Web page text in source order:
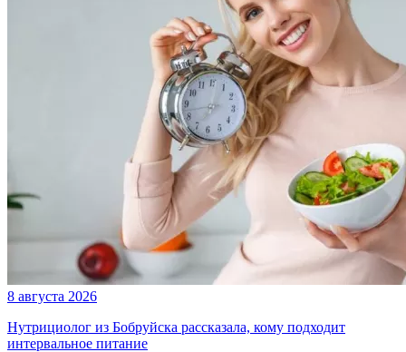
8 августа 2026
Нутрициолог из Бобруйска рассказала, кому подходит
интервальное питание